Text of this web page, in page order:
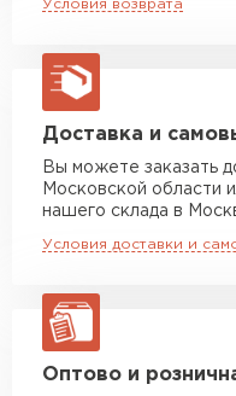
обеспечивает
характеристики.
Не подвержен
обработан
Монтаж простой,
затраты не
Возможность
Не выгорает под
макс. длина груза
Манипулятор до 5 тн
макс. длина груза 6 м
Манипулятор до 10
макс. длина груза 8 м
Манипулятор до 20
Условия возврата
Доставка и
Вы можете заказать
Московской области
нашего склада в
Условия доставки и
Оптово и